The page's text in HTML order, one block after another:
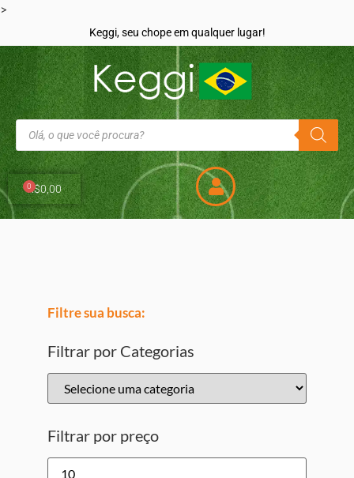
>
Keggi, seu chope em qualquer lugar!
R$0,00
0
Filtre sua busca:
Filtrar por Categorias
Filtrar por preço